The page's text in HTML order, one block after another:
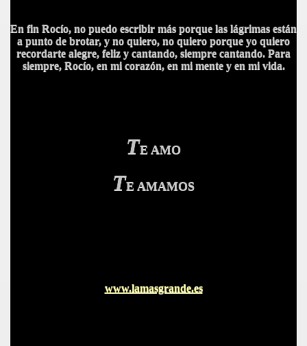
En fin Rocío, no puedo escribir más porque las lágrimas están
a punto de brotar, y no quiero, no quiero porque yo quiero
recordarte alegre, feliz y cantando, siempre cantando. Para
siempre, Rocío, en mi corazón, en mi mente y en mi vida.
TE AMO
TE AMAMOS
www.lamasgrande.es
TANI